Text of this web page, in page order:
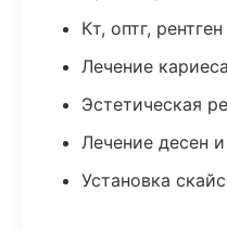
Кт, оптг, рентген
Лечение
Эстетическая
Лечение десен
Установка